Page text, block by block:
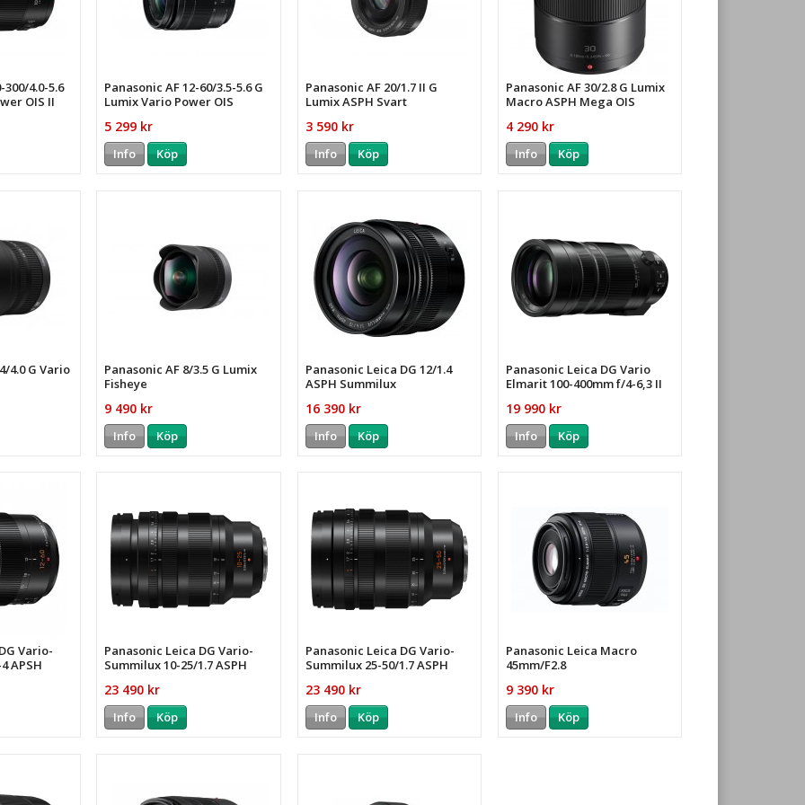
300/4.0-5.6
OIS II
Panasonic AF 12-60/3.5-5.6 G
Lumix Vario Power OIS
5 299 kr
Info Köp
Panasonic AF 20/1.7 II G
Lumix ASPH Svart
3 590 kr
Info Köp
Panasonic AF 30/2.8 G Lumix
Macro ASPH Mega OIS
4 290 kr
Info Köp
4.0 G Vario
Panasonic AF 8/3.5 G Lumix
Fisheye
9 490 kr
Info Köp
Panasonic Leica DG 12/1.4
ASPH Summilux
16 390 kr
Info Köp
Panasonic Leica DG Vario
Elmarit 100-400mm f/4-6,3 II
19 990 kr
Info Köp
Vario-
APSH
Panasonic Leica DG Vario-
Summilux 10-25/1.7 ASPH
23 490 kr
Info Köp
Panasonic Leica DG Vario-
Summilux 25-50/1.7 ASPH
23 490 kr
Info Köp
Panasonic Leica Macro
45mm/F2.8
9 390 kr
Info Köp